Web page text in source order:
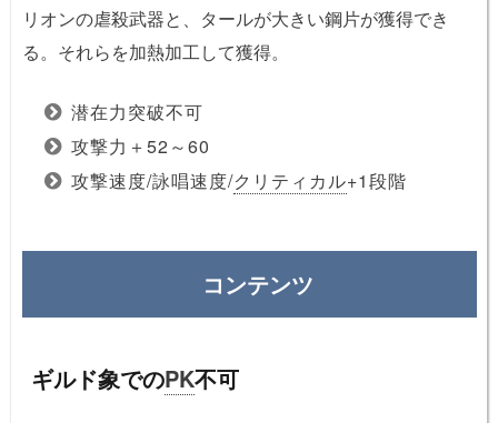
リオンの虐殺武器と、タールが大きい鋼片が獲得でき
る。それらを加熱加工して獲得。
潜在力突破不可
攻撃力＋52～60
攻撃速度/詠唱速度/クリティカル+1段階
コンテンツ
ギルド象でのPK不可